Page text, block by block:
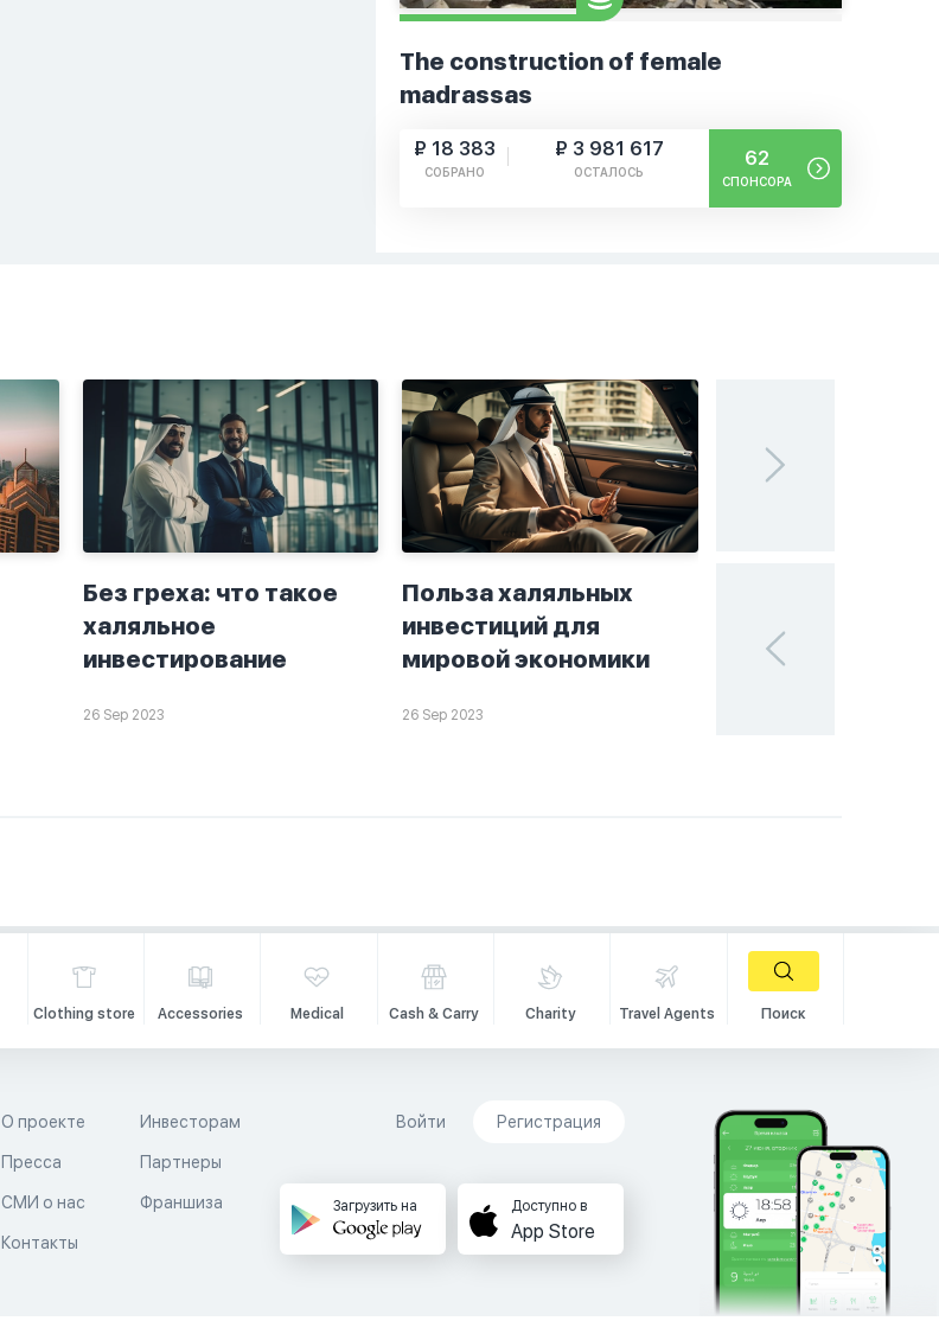
The construction of female
madrassas
₽ 18 383
СОБРАНО
₽ 3 981 617
ОСТАЛОСЬ
62
СПОНСОРА
Без греха: что такое
халяльное
инвестирование
26 Sep 2023
Польза халяльных
инвестиций для
мировой экономики
26 Sep 2023
поисках
в мире
Clothing store Accessories Medical Cash & Carry Charity Travel Agents Поиск
О проекте
Пресса
СМИ о нас
Контакты
Инвесторам
Партнеры
Франшиза
Войти Регистрация
Загрузить на Доступно в
App Store